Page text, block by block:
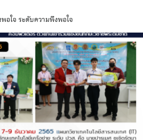
อใจ ระดับความพึงพอใจ